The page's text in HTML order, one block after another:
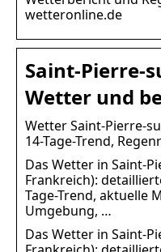
wetteronline.de
Saint-Pierre-
Wetter und
Wetter Saint-Pierre-
14-Tage-Trend,
Das Wetter in Saint-
Frankreich):
Tage-Trend, aktuelle
Umgebung, …
Das Wetter in Saint-